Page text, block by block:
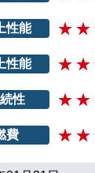
性能
性能
性
費